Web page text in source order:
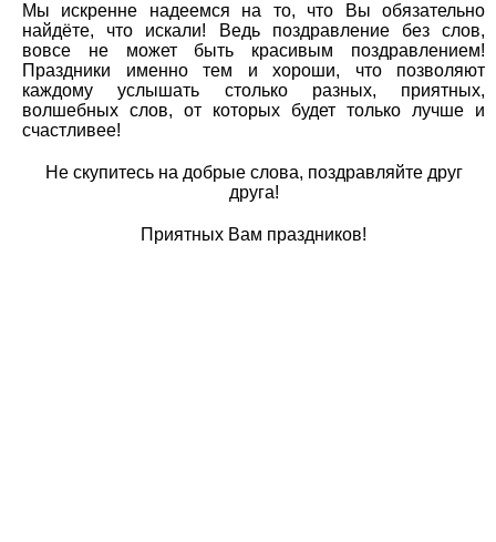
Мы искренне надеемся на то, что Вы обязательно
найдёте, что искали! Ведь поздравление без слов,
вовсе не может быть красивым поздравлением!
Праздники именно тем и хороши, что позволяют
каждому услышать столько разных, приятных,
волшебных слов, от которых будет только лучше и
счастливее!
Не скупитесь на добрые слова, поздравляйте друг
друга!
Приятных Вам праздников!